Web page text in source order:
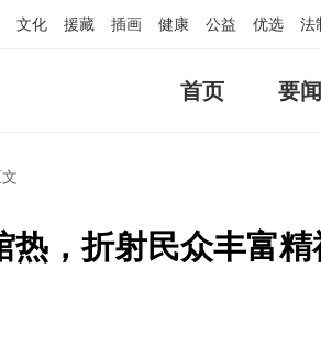
文化 援藏 插画 健康 公益 优选 法
首页 要闻
热，折射民众丰富